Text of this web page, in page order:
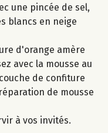
une pincée de sel,
blancs en neige
d'orange amère
avec la mousse au
de confiture
de mousse
à vos invités.